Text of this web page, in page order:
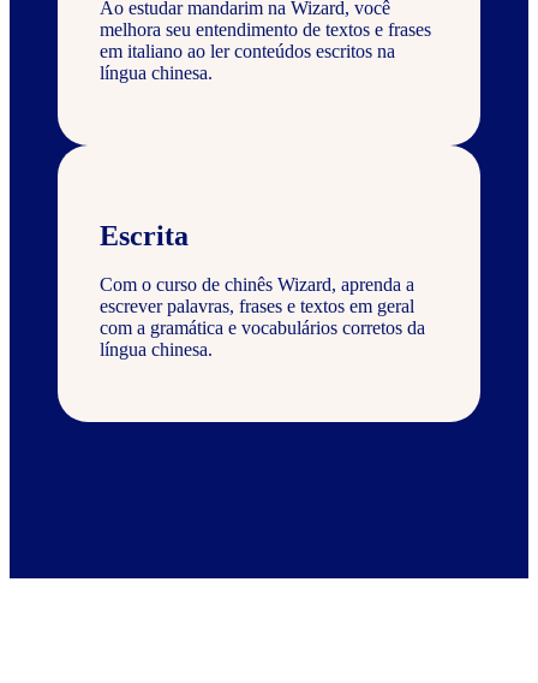
Ao estudar mandarim na Wizard, você
melhora seu entendimento de textos e frases
em italiano ao ler conteúdos escritos na
língua chinesa.
Escrita
Com o curso de chinês Wizard, aprenda a
escrever palavras, frases e textos em geral
com a gramática e vocabulários corretos da
língua chinesa.